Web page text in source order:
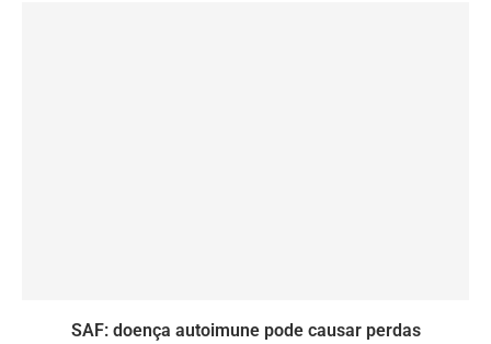
SAF: doença autoimune pode causar perdas